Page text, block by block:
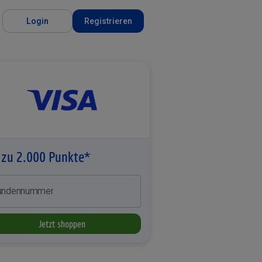
Login Registrieren
2.000 Punkte*
Jetzt shoppen